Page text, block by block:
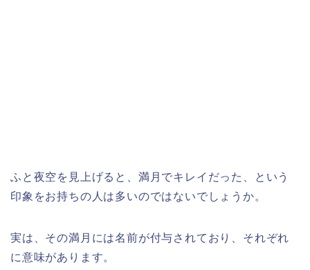
ふと夜空を見上げると、満月でキレイだった、という
印象をお持ちの人は多いのではないでしょうか。
実は、その満月には名前が付与されており、それぞれ
に意味があります。